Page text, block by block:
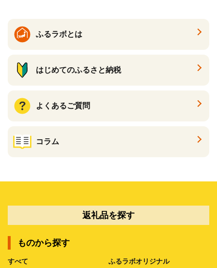
ふるラボとは
はじめてのふるさと納税
よくあるご質問
コラム
返礼品を探す
ものから探す
すべて ふるラボオリジナル